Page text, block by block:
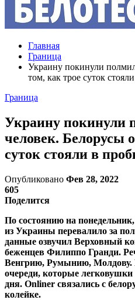
Главная
Граница
Украину покинули
том, как трое суток
Граница
Украину покинули
человек. Белорусы
суток стояли в
Опубликовано Фев 28, 2022
605
Поделится
По состоянию на
из Украины перевалило за
данные озвучил Верховный
беженцев Филиппо Гранди.
Венгрию, Румынию,
очереди, которые
дня. Onliner связались с
колейке.